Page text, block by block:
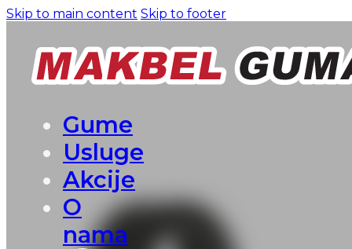
Skip to main content Skip to footer
Gume
Usluge
Akcije
O
nama